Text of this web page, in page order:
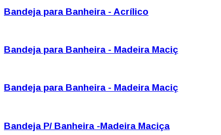
Bandeja para Banheira - Acrílico
Bandeja para Banheira - Madeira Maciç
Bandeja para Banheira - Madeira Maciç
Bandeja P/ Banheira -Madeira Maciça